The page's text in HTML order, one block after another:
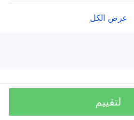
عرض الكل
لتقييم